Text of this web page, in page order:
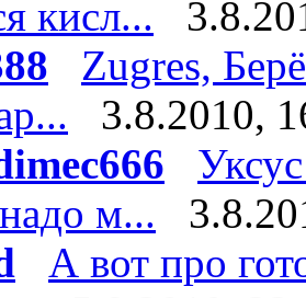
кисл...
Zugres,
3.8.2010,
м...
А вот про